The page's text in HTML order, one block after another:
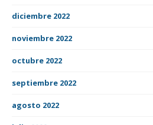
diciembre 2022
noviembre 2022
octubre 2022
septiembre 2022
agosto 2022